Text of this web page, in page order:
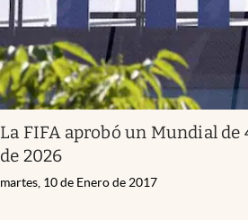
La FIFA aprobó un Mundial
de 2026
martes, 10 de Enero de 2017